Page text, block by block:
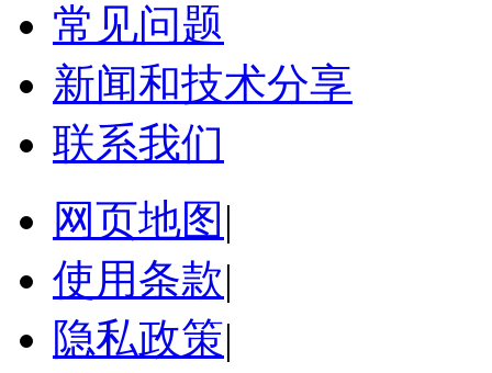
常见问题
新闻和技术分享
联系我们
网页地图 |
使用条款|
隐私政策|